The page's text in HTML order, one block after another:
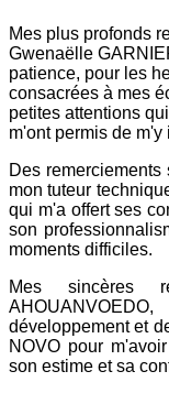
Mes plus profonds
Gwenaëlle
patience, pour les
consacrées à mes
petites attentions
m'ont permis de
Des
mon tuteur
qui m'a offert ses
son
moments difficiles.
Mes sincères
développement et
NOVO pour
son estime et sa